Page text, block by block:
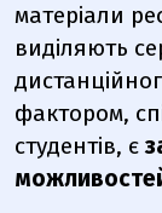
матеріали
виділяють
фактором,
студентів, є